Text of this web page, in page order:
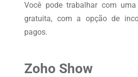
Você pode trabalhar com
gratuita, com a opção de
pagos.
Zoho Show